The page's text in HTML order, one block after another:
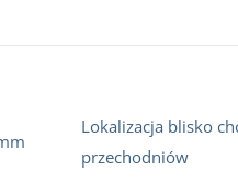
Lokalizacja blisko
przechodniów